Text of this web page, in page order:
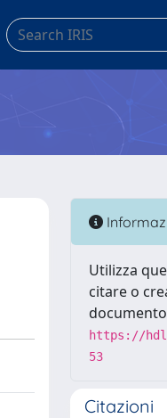
Utilizza
citare o
https://
53
Citazioni